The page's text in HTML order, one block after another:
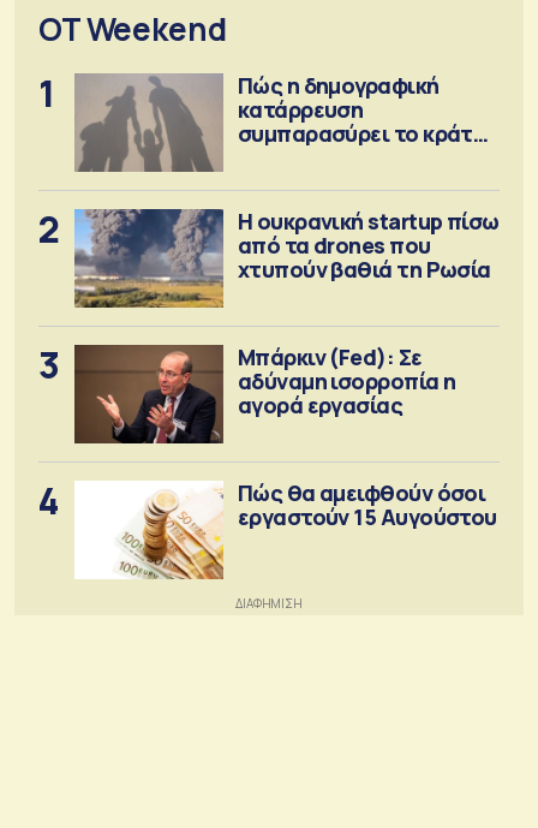
OT Weekend
1
Πώς η δημογραφική
κατάρρευση
συμπαρασύρει το κράτος
2
Η ουκρανική startup πίσω
από τα drones που
χτυπούν βαθιά τη Ρωσία
3
Μπάρκιν (Fed): Σε
αδύναμη ισορροπία η
αγορά εργασίας
4
Πώς θα αμειφθούν όσοι
εργαστούν 15 Αυγούστου